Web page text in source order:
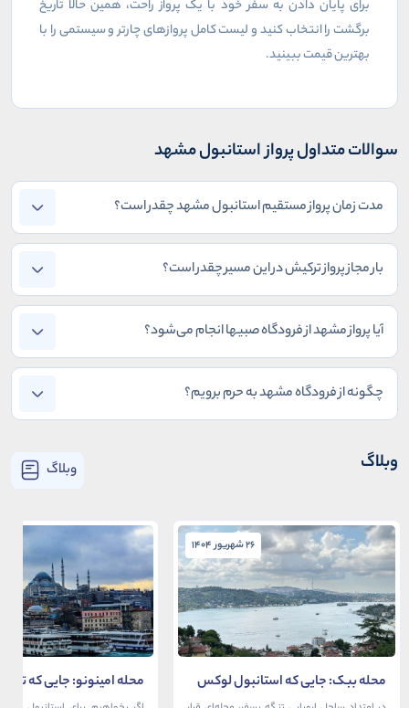
برای پایان دادن به سفر خود با یک پرواز راحت، همین حالا تاریخ
برگشت را انتخاب کنید و لیست کامل پروازهای چارتر و سیستمی را با
بهترین قیمت ببینید.
سوالات متداول پرواز استانبول مشهد
مدت زمان پرواز مستقیم استانبول مشهد چقدر است؟
بار مجاز پرواز ترکیش در این مسیر چقدر است؟
آیا پرواز مشهد از فرودگاه صبیها انجام می‌شود؟
چگونه از فرودگاه مشهد به حرم برویم؟
وبلاگ وبلاگ
26 شهریور 1404
محله ببک: جایی که استانبول لوکس
محله امینونو: جایی که